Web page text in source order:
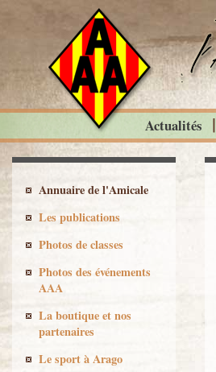
Actualités
Annuaire de l'Amicale
Les publications
Photos de classes
Photos des événements
AAA
La boutique et nos
partenaires
Le sport à Arago